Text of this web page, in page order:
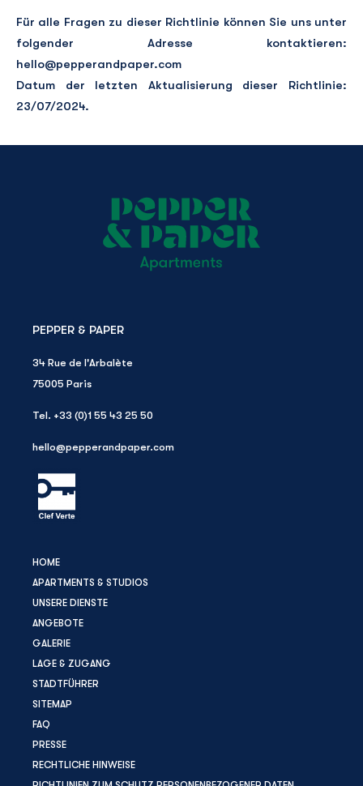
Für alle Fragen zu dieser Richtlinie können Sie uns unter
folgender Adresse kontaktieren:
hello@pepperandpaper.com
Datum der letzten Aktualisierung dieser Richtlinie:
23/07/2024.
PEPPER & PAPER
34 Rue de l'Arbalète
75005 Paris
Tel. +33 (0)1 55 43 25 50
hello@pepperandpaper.com
HOME
APARTMENTS & STUDIOS
UNSERE DIENSTE
ANGEBOTE
GALERIE
LAGE & ZUGANG
STADTFÜHRER
SITEMAP
FAQ
PRESSE
RECHTLICHE HINWEISE